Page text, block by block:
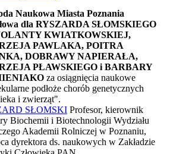
Naukowa Miasta Poznania
dla RYSZARDA SŁOMSKIEGO
KWIATKOWSKIEJ,
PAWLAKA, POITRA
DOBRAWY NAPIERAŁA,
PŁAWSKIEGO i BARBARY
za osiągnięcia naukowe
podłoże chorób genetycznych
i zwierząt".
SŁOMSKI Profesor, kierownik
Biochemii i Biotechnologii Wydziału
Akademii Rolniczej w Poznaniu,
dyrektora ds. naukowych w Zakładzie